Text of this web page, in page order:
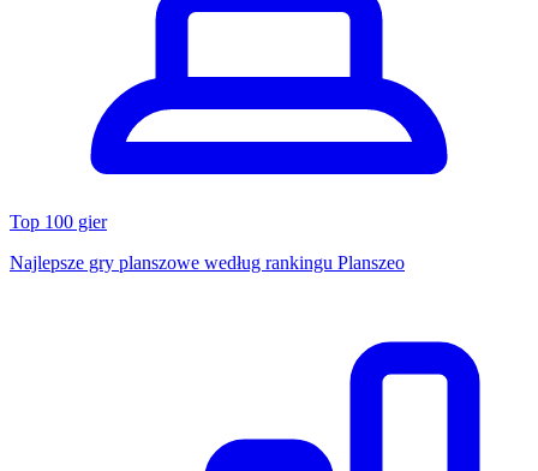
Top 100 gier
Najlepsze gry planszowe według rankingu Planszeo